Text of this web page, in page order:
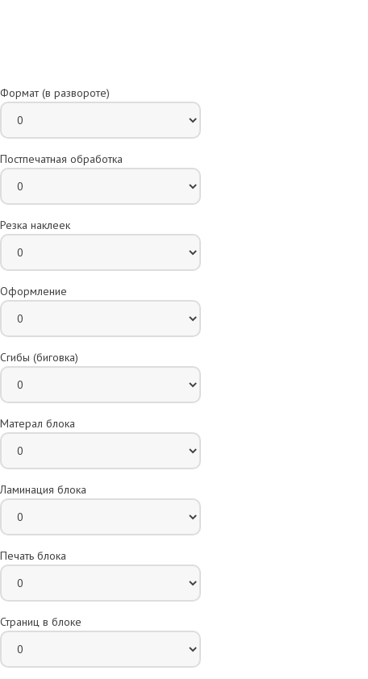
Формат (в развороте)
Постпечатная обработка
Резка наклеек
Оформление
Сгибы (биговка)
Матерал блока
Ламинация блока
Печать блока
Страниц в блоке